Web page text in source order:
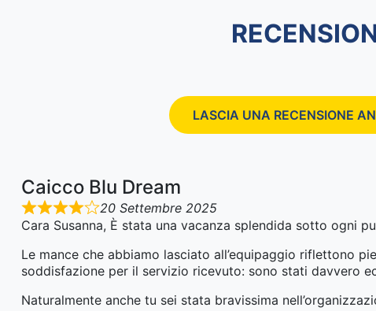
LASCIA UNA RECENSIONE
Caicco Blu Dream
20 Settembre 2025
Cara Susanna, È stata una vacanza splendida sotto ogni
Le mance che abbiamo lasciato all’equipaggio riflettono
soddisfazione per il servizio ricevuto: sono stati davvero
Naturalmente anche tu sei stata bravissima